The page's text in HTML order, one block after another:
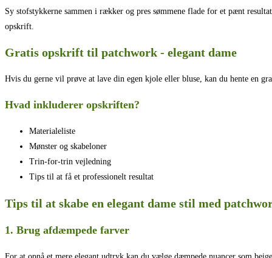
Sy stofstykkerne sammen i rækker og pres sømmene flade for et pænt
opskrift.
Gratis opskrift til patchwork - elegant dame
Hvis du gerne vil prøve at lave din egen kjole eller bluse, kan du hente en
Hvad inkluderer opskriften?
Materialeliste
Mønster og skabeloner
Trin-for-trin vejledning
Tips til at få et professionelt resultat
Tips til at skabe en elegant dame stil med
1. Brug afdæmpede farver